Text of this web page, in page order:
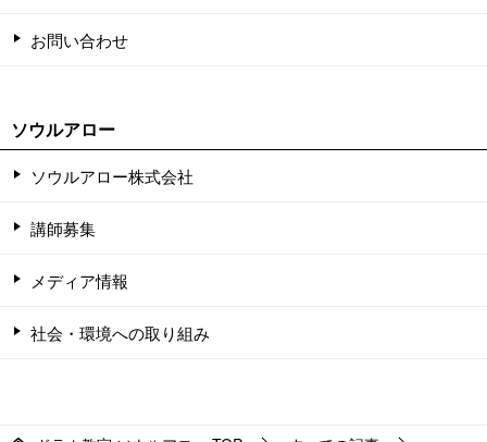
お問い合わせ
ソウルアロー
ソウルアロー株式会社
講師募集
メディア情報
社会・環境への取り組み